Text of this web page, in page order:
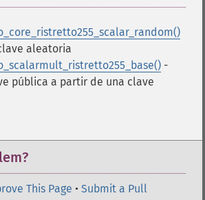
aleatoria
-
pública a partir de una clave
This Page • Submit a Pull